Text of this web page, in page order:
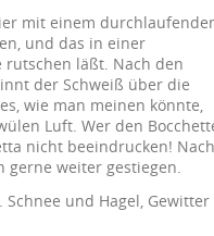
mit einem
und das in einer
rutschen läßt. Nach den
der Schweiß über die
wie man meinen könnte,
Luft. Wer den
nicht beeindrucken! Nach
gerne weiter gestiegen.
und Hagel, Gewitter